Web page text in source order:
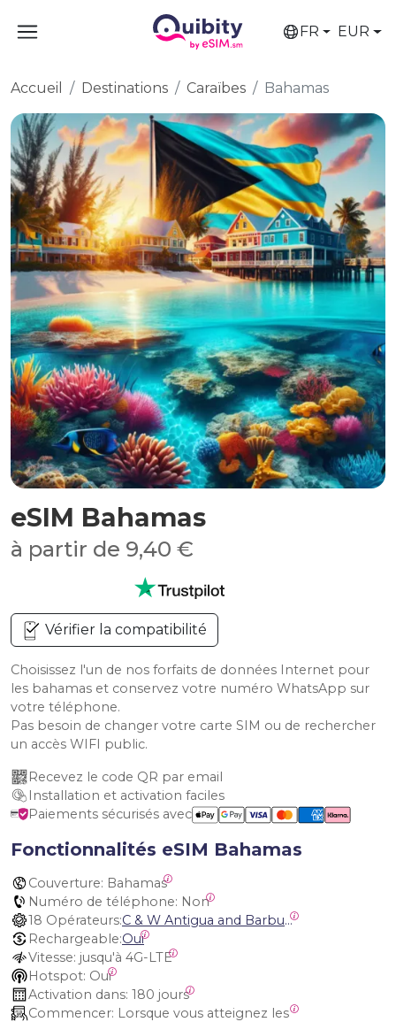
FR EUR
Accueil Destinations Caraïbes Bahamas
eSIM Bahamas
à partir de 9,40 €
Vérifier la compatibilité
Choisissez l'un de nos forfaits de données Internet pour
les bahamas et conservez votre numéro WhatsApp sur
votre téléphone.
Pas besoin de changer votre carte SIM ou de rechercher
un accès WIFI public.
Recevez le code QR par email
Installation et activation faciles
Paiements sécurisés avec
Fonctionnalités eSIM Bahamas
Couverture: Bahamas
Numéro de téléphone: Non
18 Opérateurs:
C & W Antigua and Barbuda, Cable and Wireless Anguilla, Cable & Wireless - LIME, Setel Netherlands Antilles, BTC Bahamas, C&W (Flow), Claro, Bouygues/DigiCel, Dauphin, Free, Cable & Wireless Jamaica, Cable & Wireless Saint Kitts and Nevis, Cable & Wireless Saint Lucia, Cable & Wireless Montserrat, Liberty, Telephone Company Puerto Rico , Cable & Wireless, C & W Saint Vincent and Grenadines
Rechargeable:Oui
Vitesse: jusqu'à 4G-LTE
Hotspot: Oui
Activation dans: 180 jours
Commencer: